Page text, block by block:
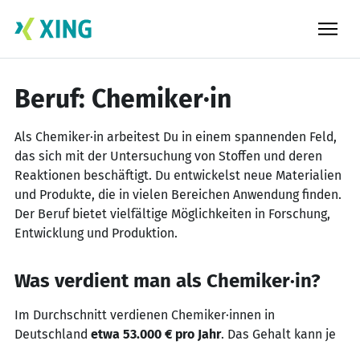
Beruf: Chemiker·in
Als Chemiker·in arbeitest Du in einem spannenden Feld,
das sich mit der Untersuchung von Stoffen und deren
Reaktionen beschäftigt. Du entwickelst neue Materialien
und Produkte, die in vielen Bereichen Anwendung finden.
Der Beruf bietet vielfältige Möglichkeiten in Forschung,
Entwicklung und Produktion.
Was verdient man als Chemiker·in?
Im Durchschnitt verdienen Chemiker·innen in
Deutschland etwa 53.000 € pro Jahr. Das Gehalt kann je